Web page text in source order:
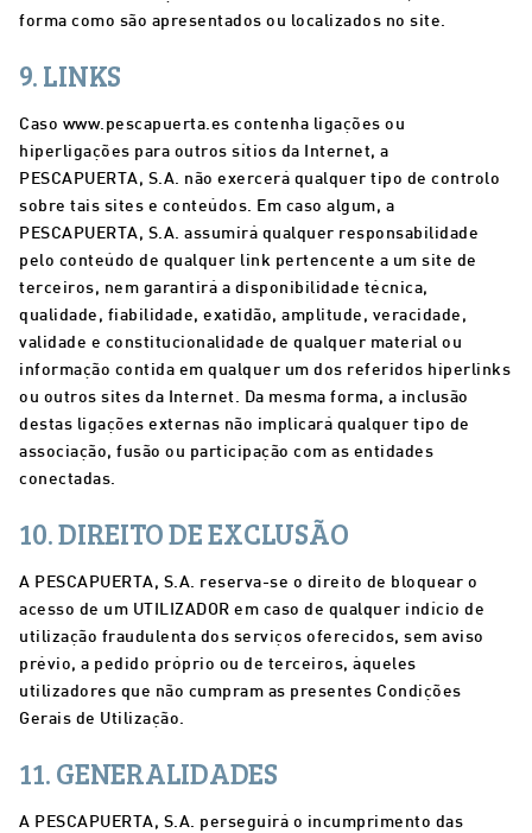
forma como são apresentados ou localizados no site.
9. LINKS
Caso www.pescapuerta.es contenha ligações ou
hiperligações para outros sítios da Internet, a
PESCAPUERTA, S.A. não exercerá qualquer tipo de controlo
sobre tais sites e conteúdos. Em caso algum, a
PESCAPUERTA, S.A. assumirá qualquer responsabilidade
pelo conteúdo de qualquer link pertencente a um site de
terceiros, nem garantirá a disponibilidade técnica,
qualidade, fiabilidade, exatidão, amplitude, veracidade,
validade e constitucionalidade de qualquer material ou
informação contida em qualquer um dos referidos hiperlinks
ou outros sites da Internet. Da mesma forma, a inclusão
destas ligações externas não implicará qualquer tipo de
associação, fusão ou participação com as entidades
conectadas.
10. DIREITO DE EXCLUSÃO
A PESCAPUERTA, S.A. reserva-se o direito de bloquear o
acesso de um UTILIZADOR em caso de qualquer indício de
utilização fraudulenta dos serviços oferecidos, sem aviso
prévio, a pedido próprio ou de terceiros, àqueles
utilizadores que não cumpram as presentes Condições
Gerais de Utilização.
11. GENERALIDADES
A PESCAPUERTA, S.A. perseguirá o incumprimento das